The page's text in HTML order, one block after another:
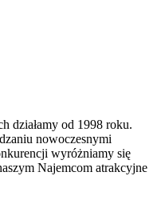
działamy od 1998 roku.
nowoczesnymi
wyróżniamy się
Najemcom atrakcyjne